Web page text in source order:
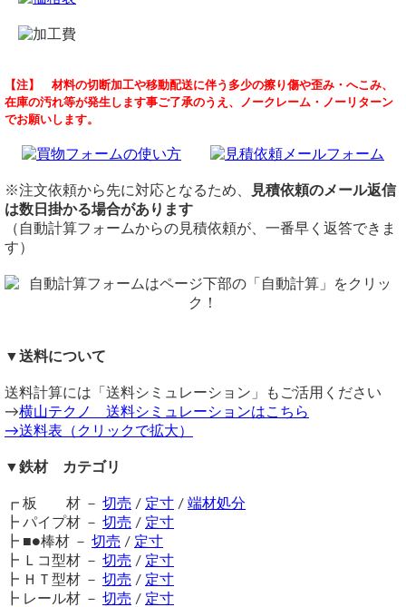
鉄 溶融亜鉛メッキ溝形鋼(チャンネル) (SS400）の各形状を
(1000～100mm)定寸長さでの希望（形状・定寸法・本数）の
販売です。
コ字の形をした鋼材で、チャンネルとも呼ばれます。生地は
溶融亜鉛メッキとなっています。
架台の製作をはじめ、建築や機械工作など幅広い用途で活躍
します。
注意事項
鉄材は性質上、錆が生じます。販売品も多少の錆がある場合
在庫不足の場合は取り寄せとなるため納期に＋数日を要しま
に伴う擦り傷や汚れ・歪み等が発生します事をご了承くださ
商品の返品・交換はお受けできません。
購入方法
商品購入は自動計算フォームに必要寸法・数量等を入力し、
とお進みください。
自動計算フォームでの試算ができない場合や複雑な加工を伴
う品の場合は、メールフォーム（見積依頼・注文依頼）より
お問い合わせください。
鉄 溶融亜鉛メッキ溝形鋼
規格/定尺
JIS-G3192
定尺：5,500mm～6,000mm
切断
切断費：（切断費は単価に込）
切断公差：±1.0mm ～ 2.0mm
切断面はローバルペンキ補修処理となります。
庫不足の場合は取り寄せに２週間～を要します。
同サイズまとめ買いで多数同時注文割引適用！
⇒ 溶融亜鉛メッキ溝形鋼 切り売り
⇒ 軽量みぞ形鋼(フォーミング材) 溶融亜鉛メッキ 切り売
り
⇒ アルミ チャンネルＲ無し(溝形鋼)切り売り
⇒ ステンレス 溝形鋼・チャンネル（ホット) 切り売り
【注】 材料の切断加工や移動配送に伴う多少の擦り傷や歪み・へこみ、
在庫の汚れ等が発生します事ご了承のうえ、ノークレーム・ノーリターン
でお願いします。
※注文依頼から先に対応となるため、
見積依頼のメール返信
は数日掛かる場合があります
（自動計算フォームからの見積依頼が、一番早く返答できま
す）
▼送料について
送料計算には「送料シミュレーション」もご活用ください
→横山テクノ 送料シミュレーションはこちら
→送料表（クリックで拡大）
▼鉄材 カテゴリ
┏ 板 材 － 切売 / 定寸 / 端材処分
┣ パイプ材 － 切売 / 定寸
┣ ■●棒材 － 切売 / 定寸
┣ Ｌコ型材 － 切売 / 定寸
┣ ＨＴ型材 － 切売 / 定寸
┣ レール材 － 切売 / 定寸